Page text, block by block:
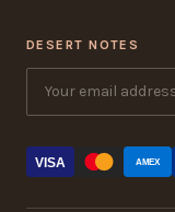
DESERT NOTES
VISA AMEX